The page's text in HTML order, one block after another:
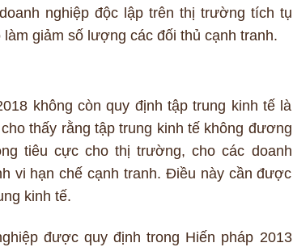
nghiệp độc lập trên thị trường tích tụ
giảm số lượng các đối thủ cạnh tranh.
không còn quy định tập trung kinh tế là
thấy rằng tập trung kinh tế không đương
tiêu cực cho thị trường, cho các doanh
vi hạn chế cạnh tranh. Điều này cần được
kinh tế.
được quy định trong Hiến pháp 2013